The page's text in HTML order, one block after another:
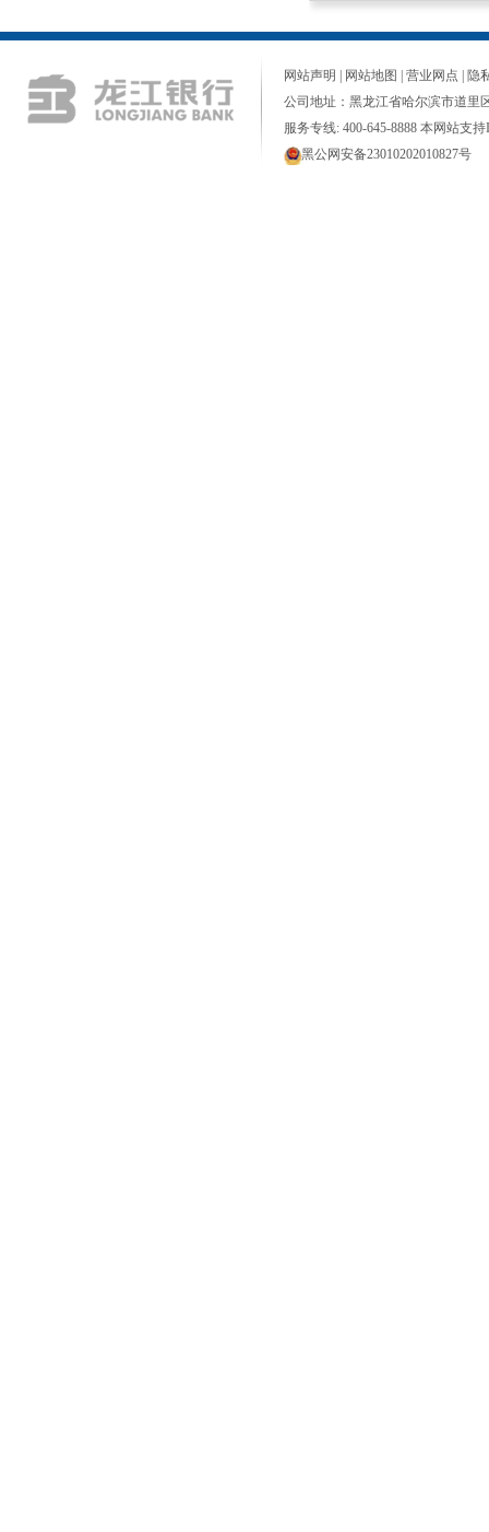
网站声明 网站地图 营业网点
隐
公司地址：黑龙江省哈尔滨市道里
服务专线: 400-645-8888 本网站支持
黑公网安备23010202010827号